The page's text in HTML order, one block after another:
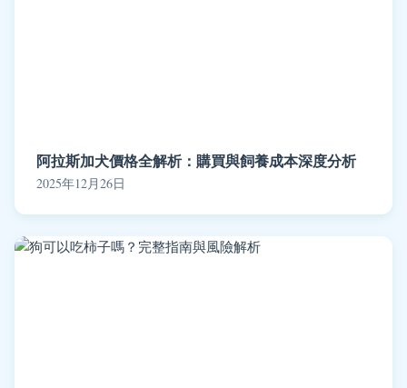
阿拉斯加犬價格全解析：購買與飼養成本深度分析
2025年12月26日